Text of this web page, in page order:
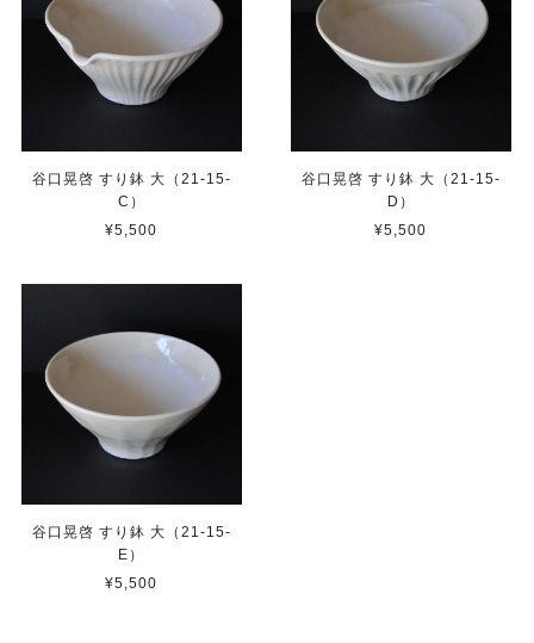
谷口晃啓 すり鉢 大（21-15-
C）
¥5,500
谷口晃啓 すり鉢 大（21-15-
D）
¥5,500
谷口晃啓 すり鉢 大（21-15-
E）
¥5,500